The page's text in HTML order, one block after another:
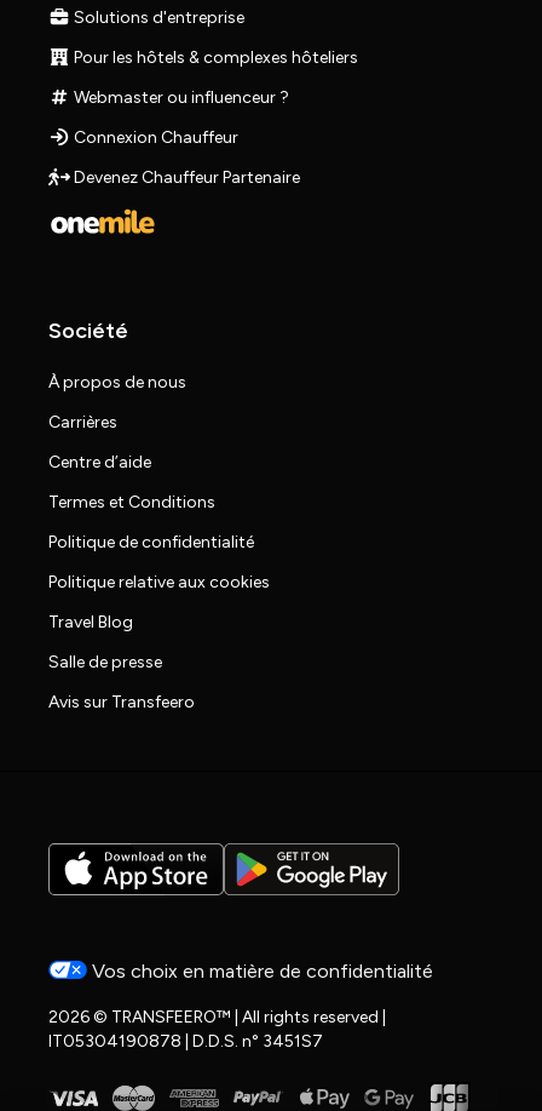
Solutions d'entreprise
Pour les hôtels & complexes hôteliers
Webmaster ou influenceur ?
Connexion Chauffeur
Devenez Chauffeur Partenaire
Société
À propos de nous
Carrières
Centre d’aide
Termes et Conditions
Politique de confidentialité
Politique relative aux cookies
Travel Blog
Salle de presse
Avis sur Transfeero
Vos choix en matière de confidentialité
2026 © TRANSFEERO™ | All rights reserved |
IT05304190878 | D.D.S. n° 3451S7